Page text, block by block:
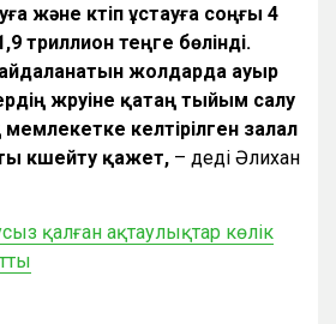
және күтіп ұстауға соңғы 4
триллион теңге бөлінді.
жолдарда ауыр
жүруіне қатаң тыйым салу
келтірілген залал
күшейту қажет, – деді Әлихан
қалған ақтаулықтар көлік